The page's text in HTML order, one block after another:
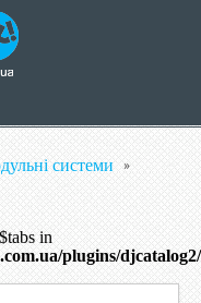
системи
in
plugins/